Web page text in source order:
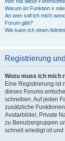
Warum ist Funktion x
An wen soll ich mich
Forum gibt?
Wie kann ich einen
Registrierung
Wozu muss ich mich
Eine Registrierung ist
dieses Forums
schreiben. Auf jeden
zusätzliche
Avatarbilder, Private
zu Benutzergruppen
schnell erledigt ist